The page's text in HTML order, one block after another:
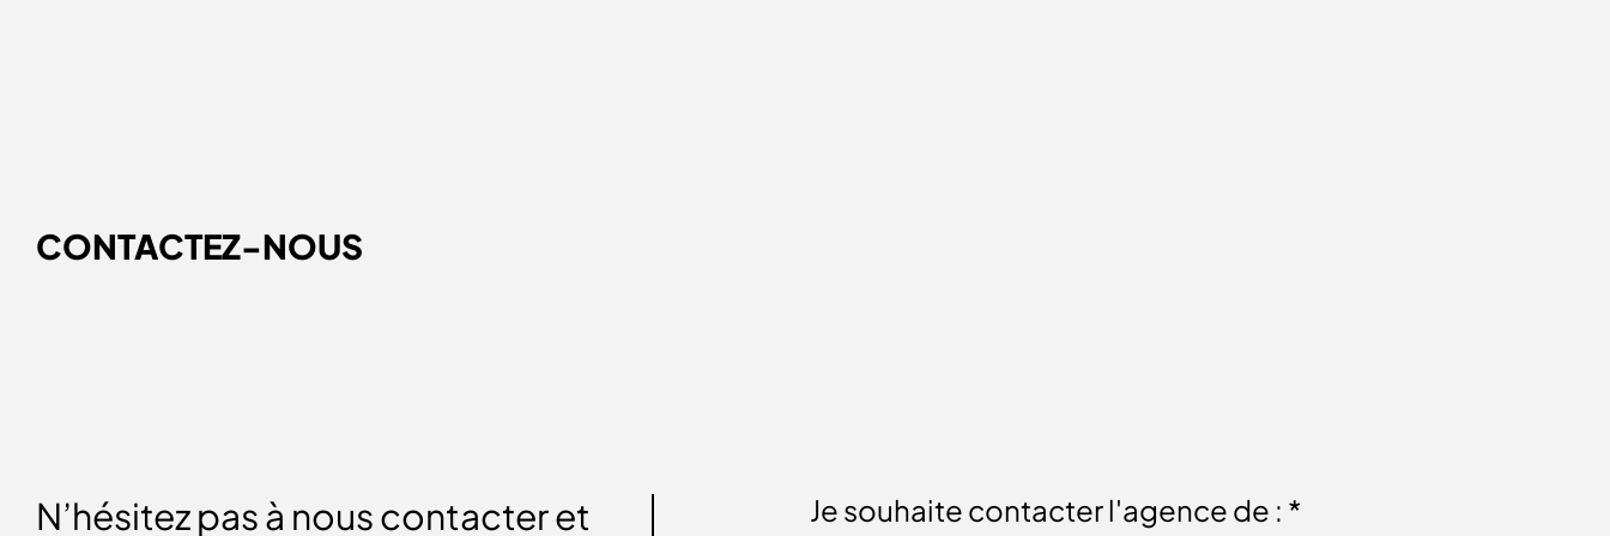
CONTACTEZ-NOUS
N’hésitez pas à nous contacter et
Je souhaite contacter l'agence de : *